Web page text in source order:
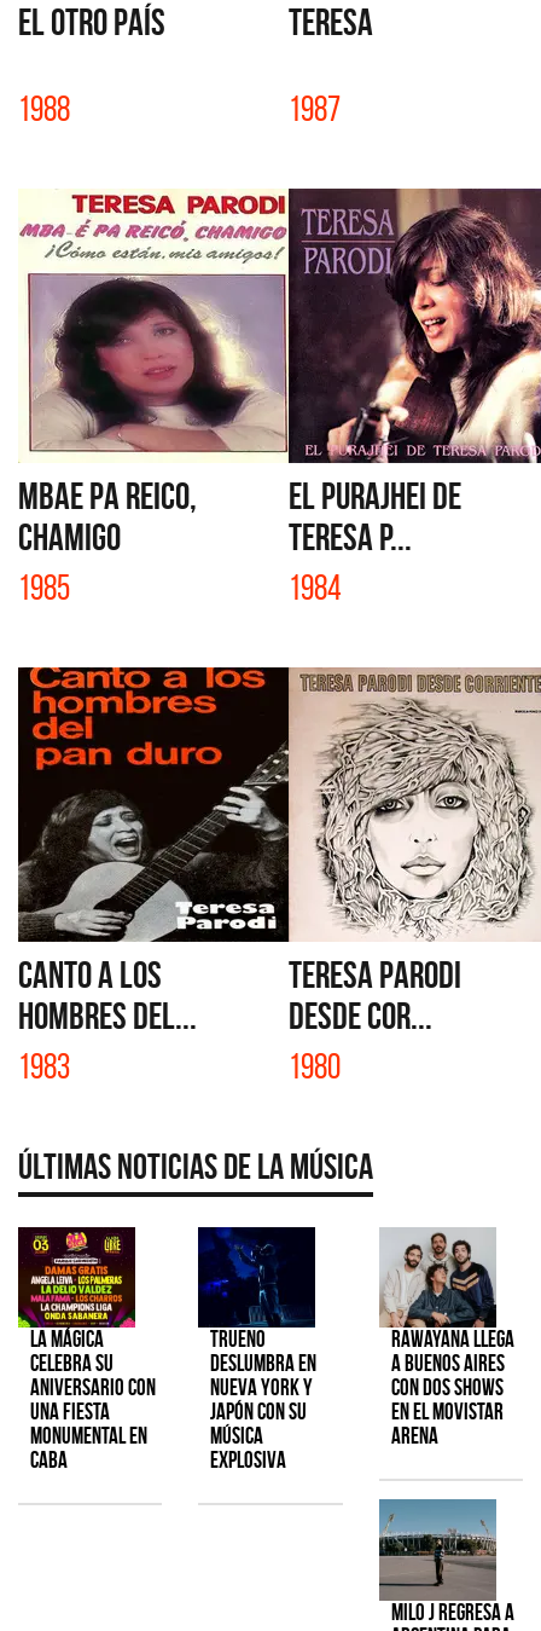
EL OTRO PAÍS
1988
TERESA
1987
MBAE PA REICO,
CHAMIGO
1985
EL PURAJHEI DE
TERESA P...
1984
CANTO A LOS
HOMBRES DEL...
1983
TERESA PARODI
DESDE COR...
1980
Últimas Noticias de la Música
La Mágica
celebra su
aniversario con
una fiesta
monumental en
CABA
TRUENO
deslumbra en
Nueva York y
Japón con su
música
explosiva
Rawayana llega
a Buenos Aires
con dos shows
en el Movistar
Arena
Milo J regresa a